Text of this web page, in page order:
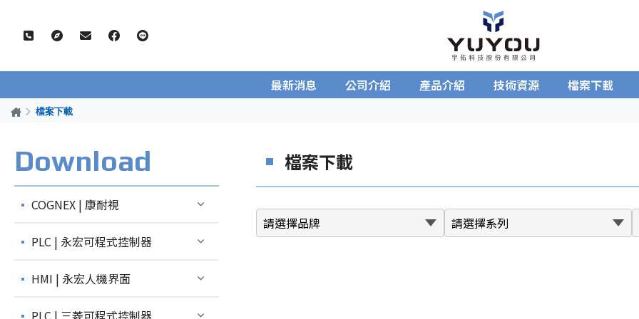
最新消息 公司介紹 產品介紹 技術資源 檔案下載
檔案下載
Download
COGNEX | 康耐視
PLC | 永宏可程式控制器
HMI | 永宏人機界面
PLC | 三菱可程式控制器
檔案下載